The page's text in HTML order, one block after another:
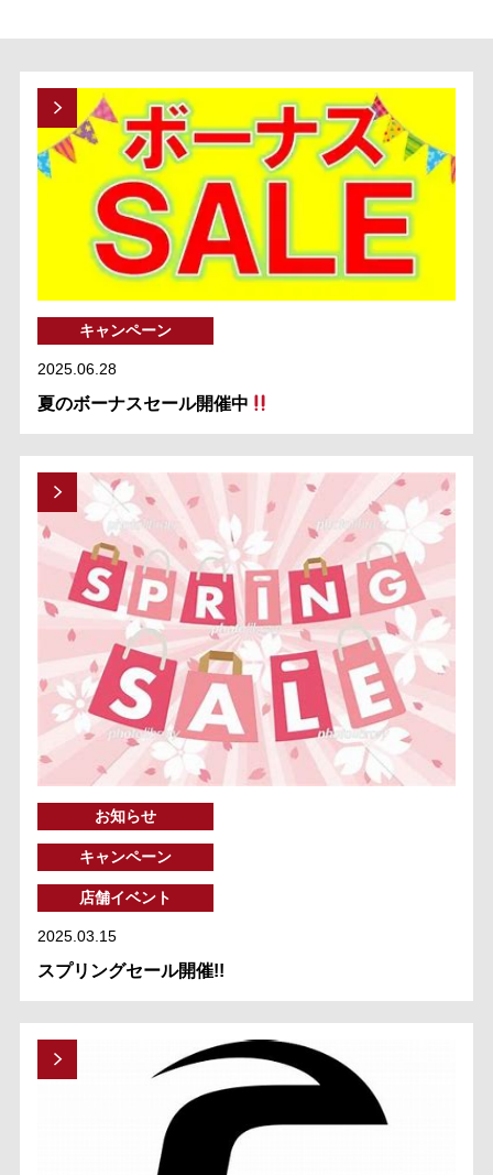
キャンペーン
2025.06.28
夏のボーナスセール開催中
お知らせ
キャンペーン
店舗イベント
2025.03.15
スプリングセール開催!!